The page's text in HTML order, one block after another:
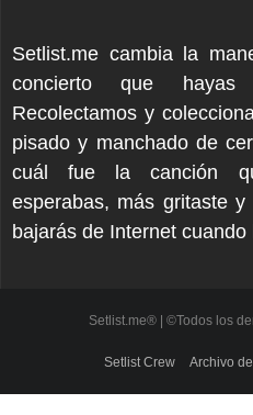
Setlist.me cambia la
concierto que
Recolectamos y
pisado y manchado de
cuál fue la canción
esperabas, más gritaste
bajarás de Internet
Setlist.me® | ©Todos los
Setlist Crew Archivo